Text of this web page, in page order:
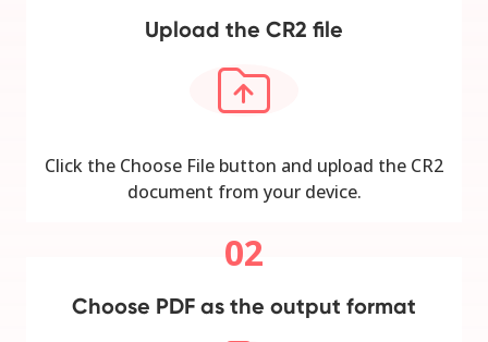
Upload the CR2 file
Click the Choose File button and upload the CR2
document from your device.
02
Choose PDF as the output format